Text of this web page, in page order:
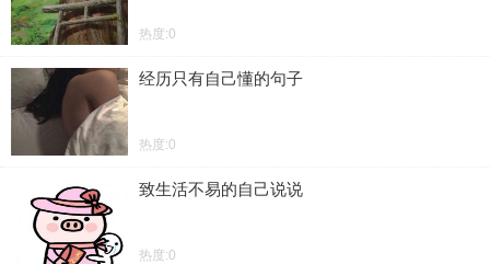
热度:0
经历只有自己懂的句子
热度:0
致生活不易的自己说说
热度:0